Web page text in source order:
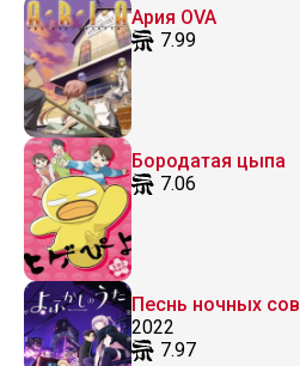
Ария OVA
7.99
Бородатая цыпа
7.06
Песнь ночных сов
2022
7.97